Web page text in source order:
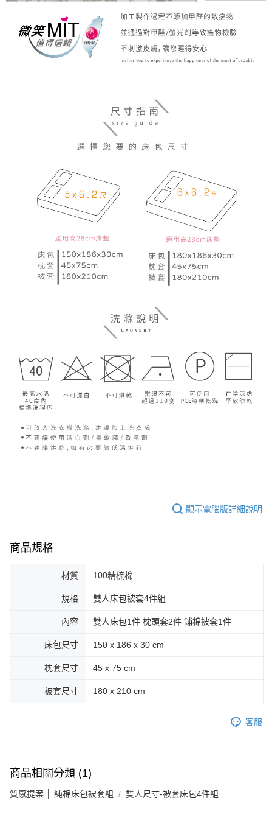
顯示電腦版詳細說明
商品規格
材質 100精梳棉
規格 雙人床包被套4件組
內容 雙人床包1件 枕頭套2件 鋪棉被套1件
床包尺寸 150 x 186 x 30 cm
枕套尺寸 45 x 75 cm
被套尺寸 180 x 210 cm
客服
商品相關分類 (1)
質感提案 │ 純棉床包被套組 雙人尺寸-被套床包4件組